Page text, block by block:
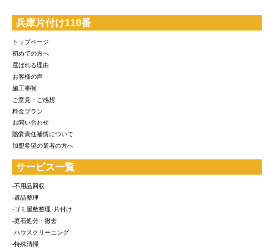
兵庫片付け110番
トップページ
初めての方へ
選ばれる理由
お客様の声
施工事例
ご意見・ご感想
料金プラン
お問い合わせ
賠償責任補償について
加盟希望の業者の方へ
サービス一覧
-不用品回収
-遺品整理
-ゴミ屋敷整理･片付け
-庭石処分・撤去
-ハウスクリーニング
-特殊清掃